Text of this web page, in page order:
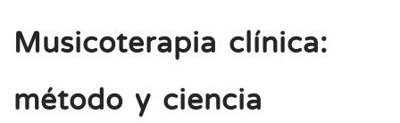
Musicoterapia clínica:
método y ciencia